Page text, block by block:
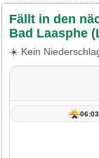
Fällt in den
Bad Laasphe
☀️ Kein
06:03